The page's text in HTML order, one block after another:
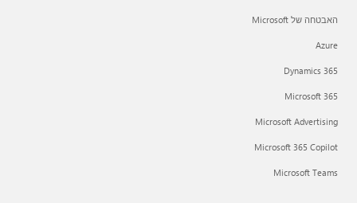
האבטחה של Microsoft
Azure
Dynamics 365
Microsoft 365
Microsoft Advertising
Microsoft 365 Copilot
Microsoft Teams